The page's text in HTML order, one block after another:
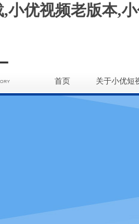
小优视频老版本,
首页 关于小优短